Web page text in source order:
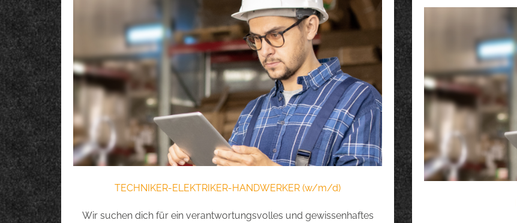
TECHNIKER-ELEKTRIKER-HANDWERKER (w/m/d)
Wir suchen dich für ein verantwortungsvolles und gewissenhaftes